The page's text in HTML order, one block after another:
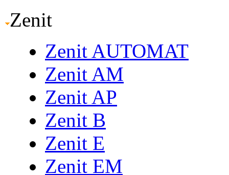
Zenit
Zenit AUTOMAT
Zenit AM
Zenit AP
Zenit B
Zenit E
Zenit EM